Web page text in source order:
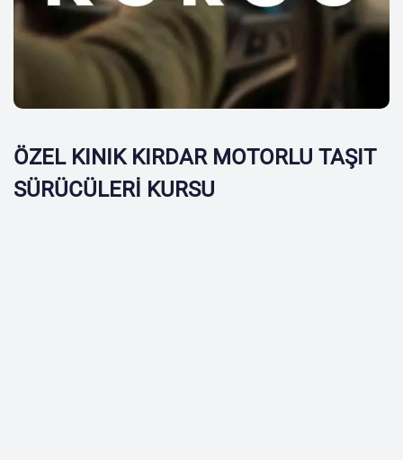
ÖZEL KINIK KIRDAR MOTORLU TAŞIT
SÜRÜCÜLERİ KURSU